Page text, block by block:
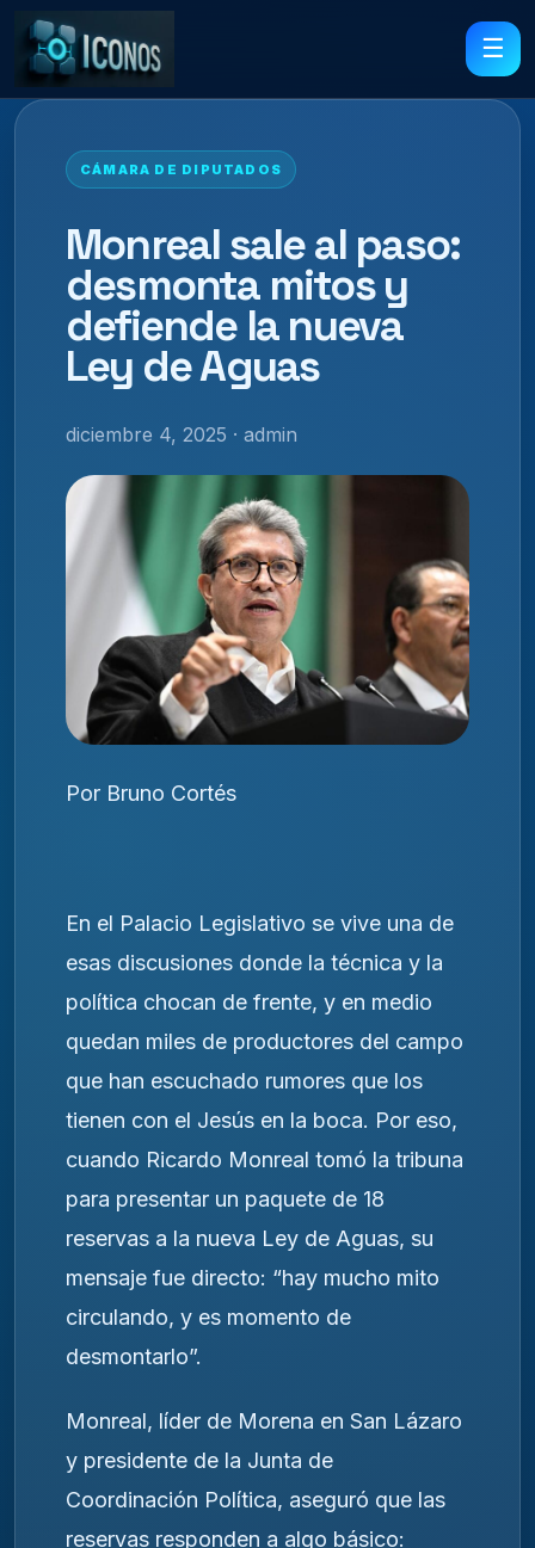
☰
CÁMARA DE DIPUTADOS
Monreal sale al paso:
desmonta mitos y
defiende la nueva
Ley de Aguas
diciembre 4, 2025 · admin
Por Bruno Cortés
En el Palacio Legislativo se vive una de
esas discusiones donde la técnica y la
política chocan de frente, y en medio
quedan miles de productores del campo
que han escuchado rumores que los
tienen con el Jesús en la boca. Por eso,
cuando Ricardo Monreal tomó la tribuna
para presentar un paquete de 18
reservas a la nueva Ley de Aguas, su
mensaje fue directo: “hay mucho mito
circulando, y es momento de
desmontarlo”.
Monreal, líder de Morena en San Lázaro
y presidente de la Junta de
Coordinación Política, aseguró que las
reservas responden a algo básico: